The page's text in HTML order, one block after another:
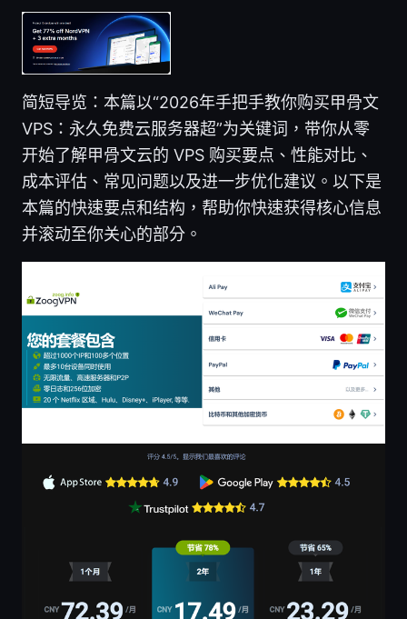
简短导览：本篇以“2026年手把手教你购买甲骨文
VPS：永久免费云服务器超”为关键词，带你从零
开始了解甲骨文云的 VPS 购买要点、性能对比、
成本评估、常见问题以及进一步优化建议。以下是
本篇的快速要点和结构，帮助你快速获得核心信息
并滚动至你关心的部分。